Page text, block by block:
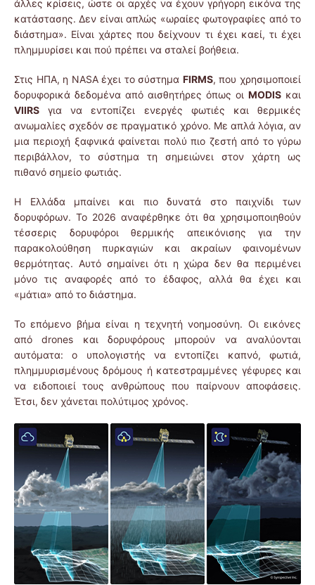
άλλες κρίσεις, ώστε οι αρχές να έχουν γρήγορη εικόνα της
κατάστασης. Δεν είναι απλώς «ωραίες φωτογραφίες από το
διάστημα». Είναι χάρτες που δείχνουν τι έχει καεί, τι έχει
πλημμυρίσει και πού πρέπει να σταλεί βοήθεια.
Στις ΗΠΑ, η NASA έχει το σύστημα FIRMS, που χρησιμοποιεί
δορυφορικά δεδομένα από αισθητήρες όπως οι MODIS και
VIIRS για να εντοπίζει ενεργές φωτιές και θερμικές
ανωμαλίες σχεδόν σε πραγματικό χρόνο. Με απλά λόγια, αν
μια περιοχή ξαφνικά φαίνεται πολύ πιο ζεστή από το γύρω
περιβάλλον, το σύστημα τη σημειώνει στον χάρτη ως
πιθανό σημείο φωτιάς.
Η Ελλάδα μπαίνει και πιο δυνατά στο παιχνίδι των
δορυφόρων. Το 2026 αναφέρθηκε ότι θα χρησιμοποιηθούν
τέσσερις δορυφόροι θερμικής απεικόνισης για την
παρακολούθηση πυρκαγιών και ακραίων φαινομένων
θερμότητας. Αυτό σημαίνει ότι η χώρα δεν θα περιμένει
μόνο τις αναφορές από το έδαφος, αλλά θα έχει και
«μάτια» από το διάστημα.
Το επόμενο βήμα είναι η τεχνητή νοημοσύνη. Οι εικόνες
από drones και δορυφόρους μπορούν να αναλύονται
αυτόματα: ο υπολογιστής να εντοπίζει καπνό, φωτιά,
πλημμυρισμένους δρόμους ή κατεστραμμένες γέφυρες και
να ειδοποιεί τους ανθρώπους που παίρνουν αποφάσεις.
Έτσι, δεν χάνεται πολύτιμος χρόνος.